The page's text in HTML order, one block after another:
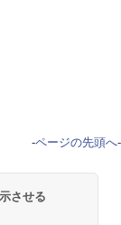
-ページの先頭へ-
させる